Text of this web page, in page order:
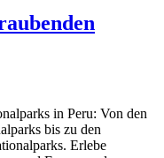
in Peru: Von den
bis zu den
Erlebe